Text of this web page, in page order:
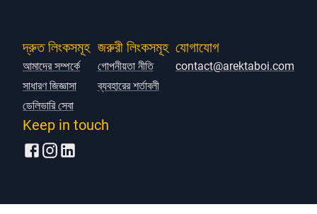
দ্রুত লিংকসমূহ
আমাদের সম্পর্কে
সাধারণ জিজ্ঞাসা
ডেলিভারি সেবা
জরুরী লিংকসমূহ
গোপনীয়তা নীতি
ব্যবহারের শর্তাবলী
যোগাযোগ
contact@arektaboi.com
Keep in touch